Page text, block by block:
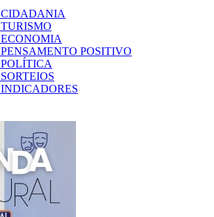
CIDADANIA
TURISMO
ECONOMIA
PENSAMENTO POSITIVO
POLÍTICA
SORTEIOS
INDICADORES